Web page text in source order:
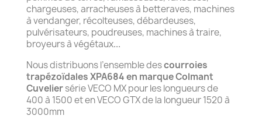
chargeuses, arracheuses à betteraves, machines
à vendanger, récolteuses, débardeuses,
pulvérisateurs, poudreuses, machines à traire,
broyeurs à végétaux...
Nous distribuons l’ensemble descourroies
trapézoïdales XPA684 en marque Colmant
Cuveliersérie VECO MX pour les longueurs de
400 à 1500 et en VECO GTX de la longueur 1520 à
3000mm